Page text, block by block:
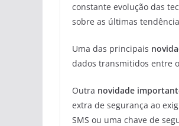
constante evolução das
sobre as últimas
Uma das principais
dados transmitidos entre
Outra novidade
extra de segurança ao
SMS ou uma chave de